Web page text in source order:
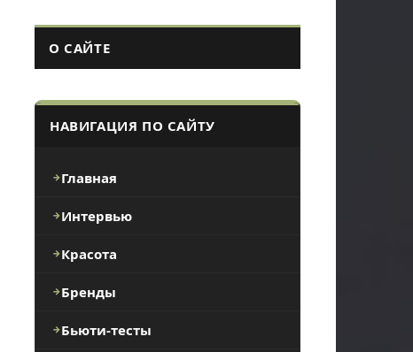
О САЙТЕ
НАВИГАЦИЯ ПО САЙТУ
Главная
Интервью
Красота
Бренды
Бьюти-тесты